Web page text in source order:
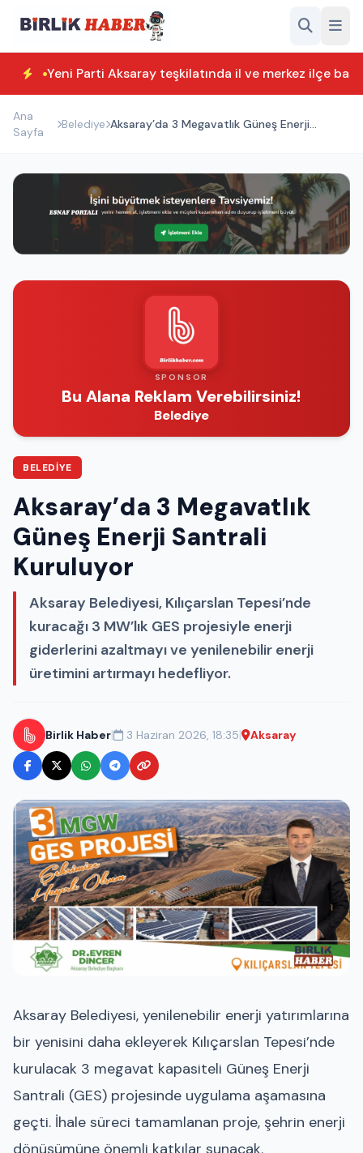
Yeni Parti Aksaray teşkilatında il ve merkez ilçe
Ana
Sayfa
Belediye Aksaray’da 3 Megavatlık Güneş Enerji
SPONSOR
Bu Alana Reklam Verebilirsiniz!
Belediye
BELEDIYE
Aksaray’da 3 Megavatlık
Güneş Enerji Santrali
Kuruluyor
Aksaray Belediyesi, Kılıçarslan Tepesi’nde
kuracağı 3 MW’lık GES projesiyle enerji
giderlerini azaltmayı ve yenilenebilir enerji
üretimini artırmayı hedefliyor.
Birlik Haber| 3 Haziran 2026, 18:35| Aksaray
Aksaray Belediyesi, yenilenebilir enerji yatırımlarına
bir yenisini daha ekleyerek Kılıçarslan Tepesi’nde
kurulacak 3 megavat kapasiteli Güneş Enerji
Santrali (GES) projesinde uygulama aşamasına
geçti. İhale süreci tamamlanan proje, şehrin enerji